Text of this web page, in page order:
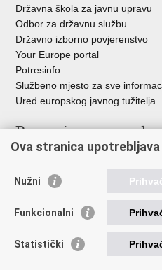
Državna škola za javnu upravu
Odbor za državnu službu
Državno izborno povjerenstvo
Your Europe portal
Potresinfo
Službeno mjesto za sve
Ured europskog javnog tužitelja
Poveznice
Državno odvjetništvo
Ured za suzbijanje korupcije i
Državno sudbeno vijeće
Državnoodvjetničko vijeće
Hrvatska odvjetnička komora
Ova stranica
Nužni
Funkcionalni
Statistički